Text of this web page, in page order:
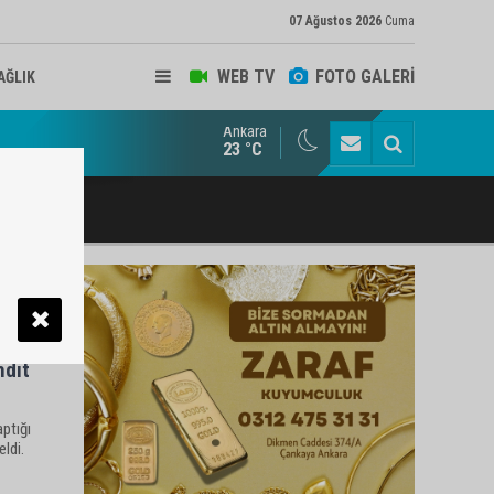
07 Ağustos 2026 Cuma
WEB TV FOTO GALERİ
Ilıkan’dan MHP Genel Başkanı Bahçeli'ye Ziyaret
Ankara
23 °C